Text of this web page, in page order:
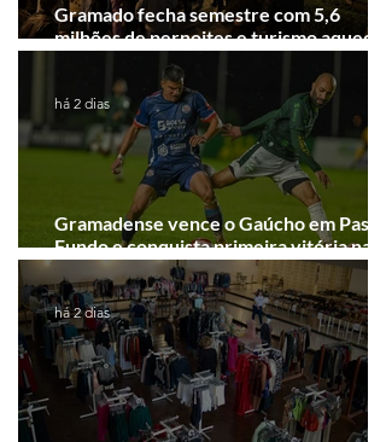
Gramado fecha semestre com 5,6
milhões de pernoites e turismo
Junho desponta!
Gramadense vence o Gaúcho em Passo
Fundo e conquista primeira vitória na
Série A2
há 2 dias
há 2 dias